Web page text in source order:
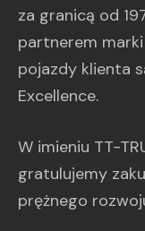
za granicą od
partnerem
pojazdy klienta
Excellence.
W imieniu TT-
gratulujemy
prężnego